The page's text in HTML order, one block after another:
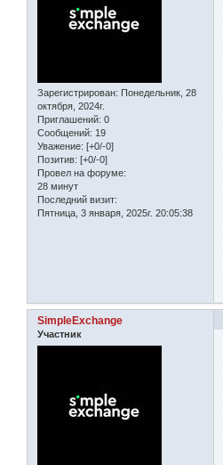
Зарегистрирован: Понедельник, 28
октября, 2024г.
Приглашений: 0
Сообщений: 19
Уважение: [+0/-0]
Позитив: [+0/-0]
Провел на форуме:
28 минут
Последний визит:
Пятница, 3 января, 2025г. 20:05:38
SimpleExchange
Участник